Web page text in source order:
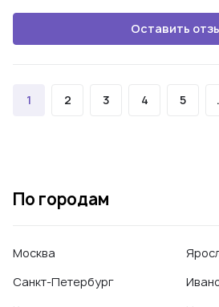
Оставить
1 2 3 4 5
По городам
Москва
Санкт-Петербург